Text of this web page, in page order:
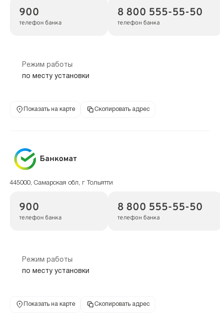
900
телефон банка
8 800 555-55-50
телефон банка
Режим работы
по месту установки
Показать на карте Скопировать адрес
Банкомат
445000, Самарская обл, г Тольятти
900
телефон банка
8 800 555-55-50
телефон банка
Режим работы
по месту установки
Показать на карте Скопировать адрес